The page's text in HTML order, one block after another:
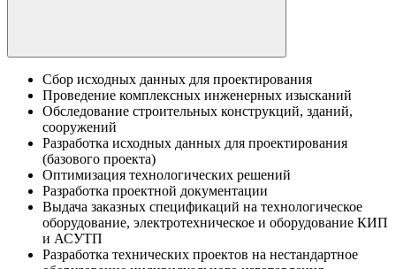
Сбор исходных данных для проектирования
Проведение комплексных инженерных изысканий
Обследование строительных конструкций, зданий,
сооружений
Разработка исходных данных для проектирования
(базового проекта)
Оптимизация технологических решений
Разработка проектной документации
Выдача заказных спецификаций на технологическое
оборудование, электротехническое и оборудование КИП
и АСУТП
Разработка технических проектов на нестандартное